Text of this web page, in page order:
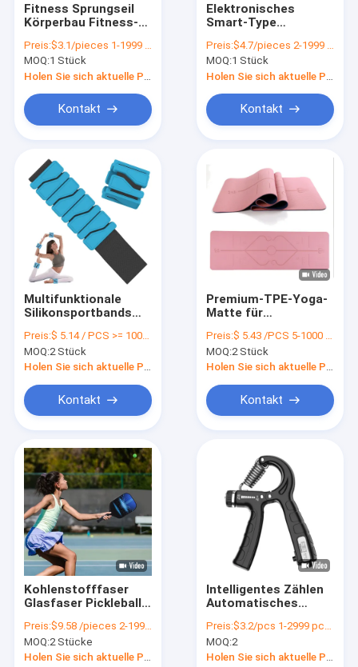
Zu Hause
Produkte
Videos
Über uns
Werksbesichtigung
Qualitätskontrolle
Neuigkeiten
Bitte um ein Angebot
Digitales Sprungseil
Seilspringen
Schrittzähler
Fitness Sprungseil
Körperbau Fitness-
Bambus Sprungseil
Preis:$3.1/pieces 1-1999 pieces
MOQ:1 Stück
Kontakt
Elektronisches
Smart-Type
Sprungseil mit
Multikolor-Zähler
Preis:$4.7/pieces 2-1999 pieces
MOQ:1 Stück
Kontakt
Multifunktionale
Silikonsportbands
Knöchel
Preis:$ 5.14 / PCS >= 1000 PCS
MOQ:2 Stück
Kontakt
Premium-TPE-Yoga-
Matte für
Gleichgewicht und
unerschütterliche
Konzentration
Preis:$ 5.43 /PCS 5-1000 PCS
MOQ:2 Stück
Kontakt
Kohlenstofffaser
Glasfaser Pickleball
Honigtuch UV
gedruckte Paddel Set
Preis:$9.58 /pieces 2-1999 pieces
MOQ:2 Stücke
Holen Sie sich aktuelle Preis
Intelligentes Zählen
Automatisches
Übungsgerät
Handgripper Handgrip
Trainingstool
Preis:$3.2/pcs 1-2999 pcs , $2.9 /pcs >= 3000 pcs
MOQ:2
Holen Sie sich aktuelle Preis